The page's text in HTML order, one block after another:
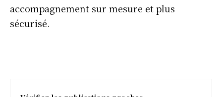
accompagnement sur mesure et plus
sécurisé.